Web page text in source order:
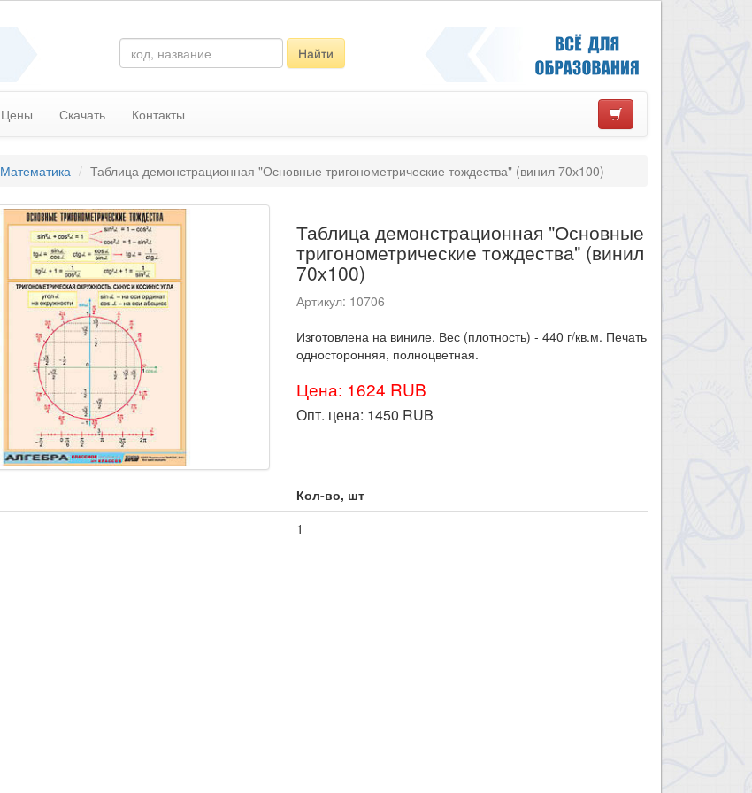
Найти
Цены Скачать Контакты
Математика Таблица демонстрационная "Основные тригонометрические тождества" (винил 70х100)
Таблица демонстрационная "Основные
тригонометрические тождества" (винил
70х100)
Артикул: 10706
Изготовлена на виниле. Вес (плотность) - 440 г/кв.м. Печать
односторонняя, полноцветная.
Цена: 1624 RUB
Опт. цена: 1450 RUB
Кол-во, шт
1